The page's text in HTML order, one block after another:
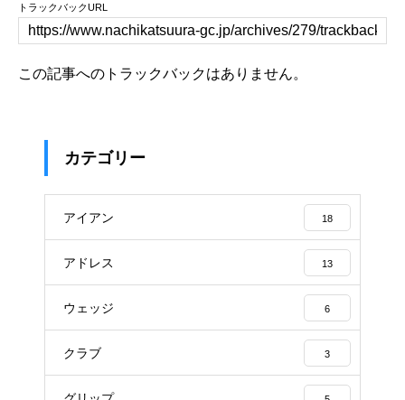
トラックバックURL
この記事へのトラックバックはありません。
カテゴリー
アイアン 18
アドレス 13
ウェッジ 6
クラブ 3